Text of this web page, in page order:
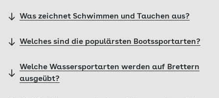
Was zeichnet Schwimmen und Tauchen aus?
Welches sind die populärsten Bootssportarten?
Welche Wassersportarten werden auf Brettern
ausgeübt?